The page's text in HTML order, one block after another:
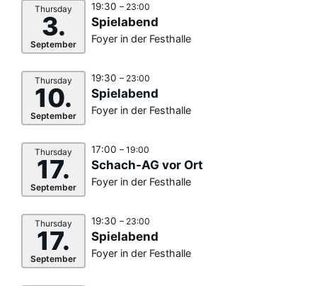
Thursday
3.
September
19:30 – 23:00
Spielabend
Foyer in der Festhalle
Thursday
10.
September
19:30 – 23:00
Spielabend
Foyer in der Festhalle
Thursday
17.
September
17:00 – 19:00
Schach-AG vor Ort
Foyer in der Festhalle
Thursday
17.
September
19:30 – 23:00
Spielabend
Foyer in der Festhalle